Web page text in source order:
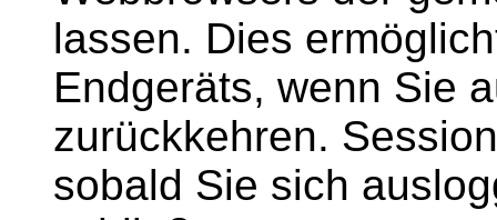
lassen. Dies
Endgeräts, wenn Sie
zurückkehren.
sobald Sie sich